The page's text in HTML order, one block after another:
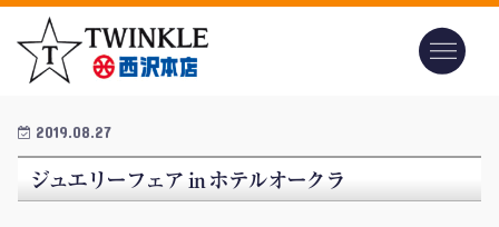
2019.08.27
ジュエリーフェア in ホテルオークラ